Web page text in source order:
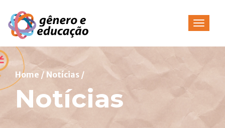
Pular
para
o
conteúdo
Home / Notícias /
Notícias